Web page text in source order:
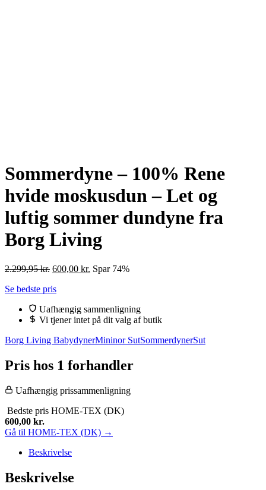
Sommerdyne – 100% Rene
hvide moskusdun – Let og
luftig sommer dundyne fra
Borg Living
2.299,95kr. Den
pris
2.299,95 kr..
600,00 kr. Den
600,00 kr..
Spar 74%
Se bedste pris
Uafhængig sammenligning
Vi tjener intet på dit valg af butik
Borg Living BabydynerMininor SutSommerdynerSut
Pris hos 1 forhandler
Uafhængig prissammenligning
Bedste pris HOME-TEX (DK)
600,00 kr.
Gå til HOME-TEX (DK) →
Beskrivelse
Beskrivelse